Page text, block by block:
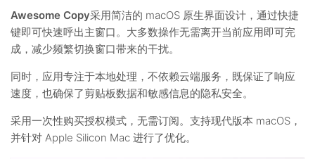
Awesome Copy采用简洁的 macOS 原生界面设计，通过快捷
键即可快速呼出主窗口。大多数操作无需离开当前应用即可完
成，减少频繁切换窗口带来的干扰。
同时，应用专注于本地处理，不依赖云端服务，既保证了响应
速度，也确保了剪贴板数据和敏感信息的隐私安全。
采用一次性购买授权模式，无需订阅。支持现代版本 macOS，
并针对 Apple Silicon Mac 进行了优化。